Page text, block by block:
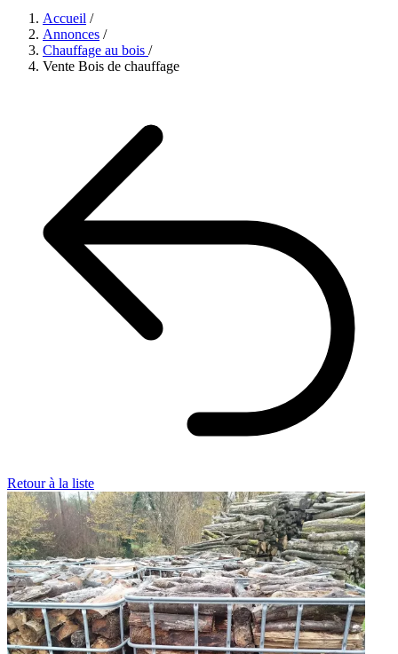
Accueil /
Annonces /
Chauffage au bois /
Vente Bois de chauffage
Retour à la liste